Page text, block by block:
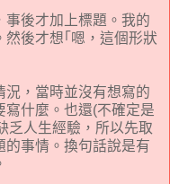
後才加上標題。我的
後才想｢嗯，這個形狀
，當時並沒有想寫的
什麼。也還(不確定是
乏人生經驗，所以先取
事情。換句話說是有